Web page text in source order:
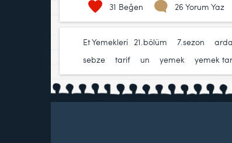
31 Beğen 26 Yorum Yaz
Et Yemekleri 21.bölüm 7.sezon
sebze
tarif un yemek yemek